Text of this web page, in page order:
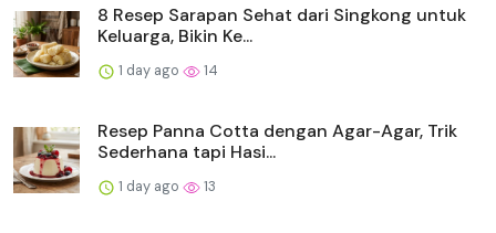
8 Resep Sarapan Sehat dari Singkong untuk
Keluarga, Bikin Ke...
1 day ago 14
Resep Panna Cotta dengan Agar-Agar, Trik
Sederhana tapi Hasi...
1 day ago 13